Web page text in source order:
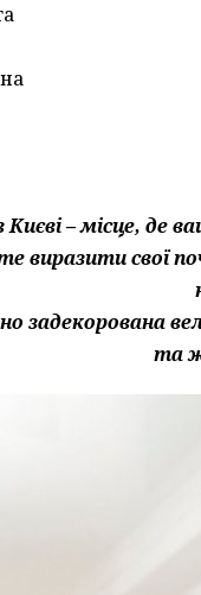
– місце, де
виразити свої
задекорована
та